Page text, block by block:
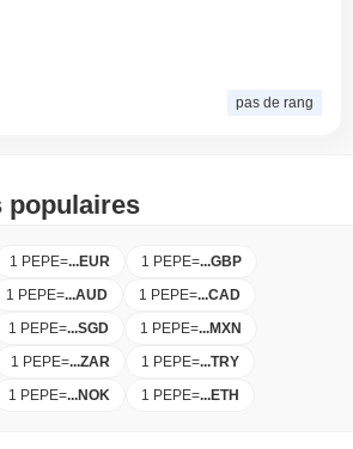
pas de rang
populaires
1 PEPE=...EUR 1 PEPE=...GBP
1 PEPE=...AUD 1 PEPE=...CAD
1 PEPE=...SGD 1 PEPE=...MXN
1 PEPE=...ZAR 1 PEPE=...TRY
1 PEPE=...NOK 1 PEPE=...ETH